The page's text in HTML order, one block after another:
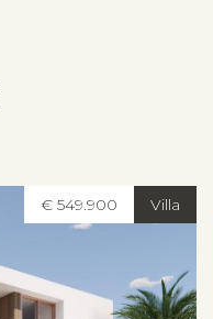
Villa
€ 549.900